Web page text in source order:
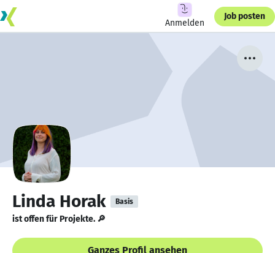
Anmelden
Job posten
Linda Horak Basis
ist offen für Projekte. 🔎
Ganzes Profil ansehen